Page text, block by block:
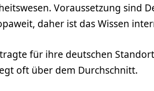
Voraussetzung sind
daher ist das Wissen
für ihre deutschen
oft über dem Durchschnitt.